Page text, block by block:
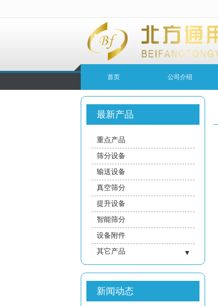
首页 公司介绍
最新产品
重点产品
筛分设备
输送设备
真空筛分
提升设备
智能筛分
设备附件
其它产品
- 仓壁设备
- 成套系统
- 振动平台
新闻动态